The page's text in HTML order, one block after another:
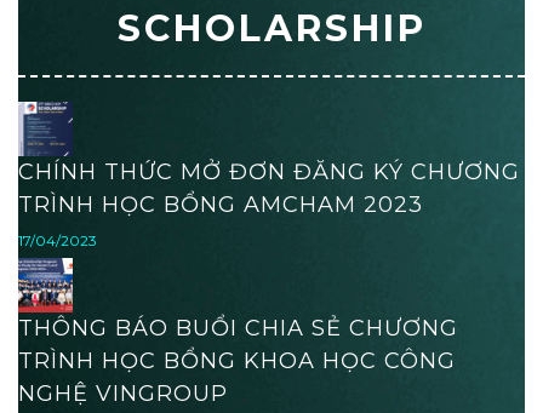
SCHOLARSHIP
CHÍNH THỨC MỞ ĐƠN ĐĂNG KÝ CHƯƠNG
TRÌNH HỌC BỔNG AMCHAM 2023
17/04/2023
THÔNG BÁO BUỔI CHIA SẺ CHƯƠNG
TRÌNH HỌC BỔNG KHOA HỌC CÔNG
NGHỆ VINGROUP